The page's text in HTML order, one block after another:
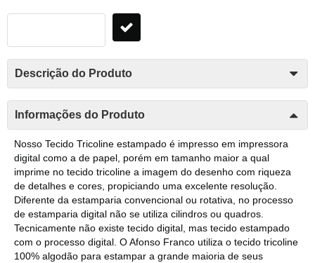
Descrição do Produto
Informações do Produto
Nosso Tecido Tricoline estampado é impresso em impressora
digital como a de papel, porém em tamanho maior a qual
imprime no tecido tricoline a imagem do desenho com riqueza
de detalhes e cores, propiciando uma excelente resolução.
Diferente da estamparia convencional ou rotativa, no processo
de estamparia digital não se utiliza cilindros ou quadros.
Tecnicamente não existe tecido digital, mas tecido estampado
com o processo digital. O Afonso Franco utiliza o tecido tricoline
100% algodão para estampar a grande maioria de seus